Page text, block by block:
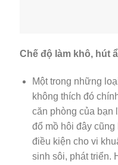
Chế độ làm khô, hút
Một trong những
không thích đó
căn phòng của bạn
đổ mồ hôi đây
điều kiện cho vi
sinh sôi, phát triển.